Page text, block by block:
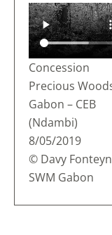
Concession
Precious
Gabon – CEB
(Ndambi)
8/05/2019
© Davy
SWM Gabon